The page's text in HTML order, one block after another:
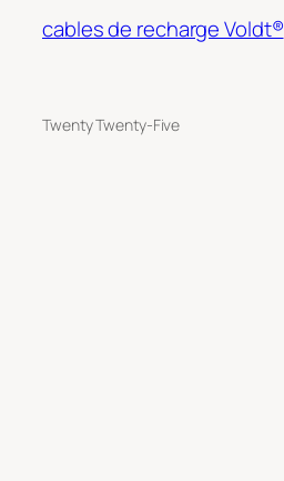
cables de recharge Voldt®
Twenty Twenty-Five